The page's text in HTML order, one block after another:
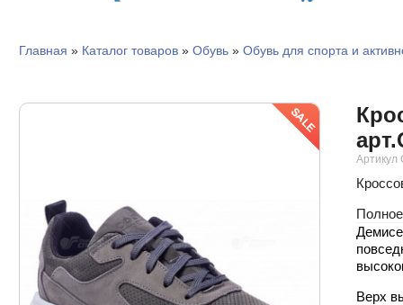
Главная » Каталог товаров» Обувь» Обувь для спорта и
Артикул
Верх